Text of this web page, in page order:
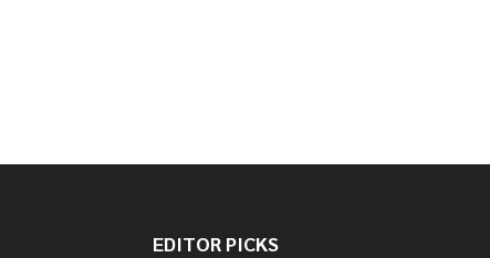
EDITOR PICKS